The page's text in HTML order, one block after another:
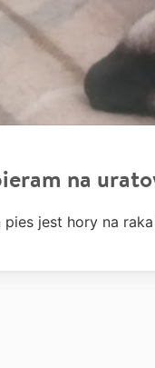
na
pies jest hory na